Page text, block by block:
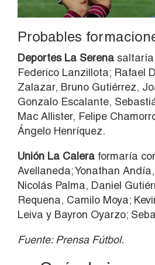
Probables
Deportes La Serena
Federico Lanzillota; Rafael
Zalazar, Bruno Gutiérrez,
Gonzalo Escalante,
Mac Allister, Felipe
Ángelo Henríquez.
Unión La Calera formaría
Avellaneda; Yonathan
Nicolás Palma, Daniel
Requena, Camilo Moya;
Leiva y Bayron Oyarzo;
Fuente: Prensa Fútbol.